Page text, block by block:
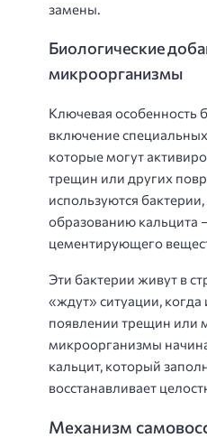
замены.
Биологические
микроорганизмы
Ключевая особенность
включение
которые могут
трещин или других
используются
образованию кальцита
цементирующего
Эти бактерии живут в
«ждут» ситуации, когда
появлении трещин или
микроорганизмы
кальцит, который
восстанавливает
Механизм